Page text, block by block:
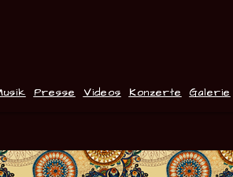
Presse Videos Konzerte Galerie